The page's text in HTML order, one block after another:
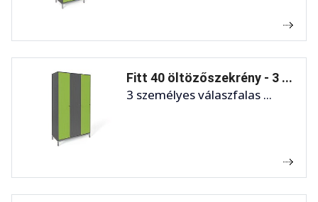
Fitt 40 öltözőszekrény - 3 ...
3 személyes válaszfalas ...